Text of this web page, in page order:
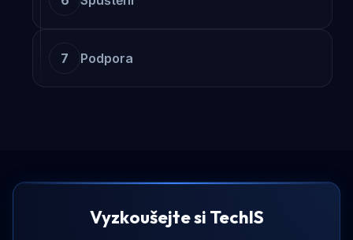
7 Podpora
Vyzkoušejte si TechIS